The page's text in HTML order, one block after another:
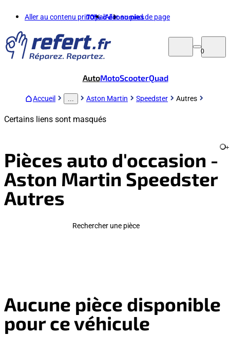
Aller au contenu principalAller au pied de page
70%d'économies
0
AutoMotoScooterQuad
Accueil Aston Martin Speedster Autres
Certains liens sont masqués
Pièces auto d'occasion -
Aston Martin Speedster
Autres
+
Rechercher une pièce
Aucune pièce disponible
pour ce véhicule